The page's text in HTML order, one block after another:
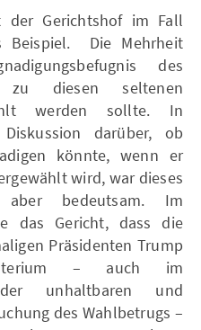
der Gerichtshof im Fall
Beispiel. Die Mehrheit
des
zu diesen seltenen
werden sollte. In
darüber, ob
könnte, wenn er
wird, war dieses
bedeutsam. Im
das Gericht, dass die
Präsidenten Trump
– auch im
unhaltbaren und
des Wahlbetrugs –